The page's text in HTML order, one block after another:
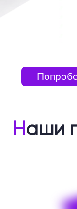
Наши